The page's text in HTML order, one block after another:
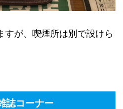
すが、喫煙所は別で設けら
誌コーナー